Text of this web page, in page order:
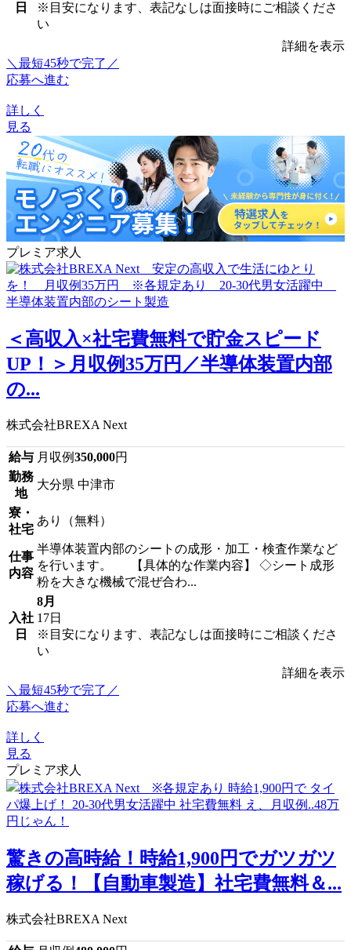
日
※目安になります、表記なしは面接時にご相談くださ
い
詳細を表示
＼最短45秒で完了／
応募へ進む
詳しく
見る
プレミア求人
＜高収入×社宅費無料で貯金スピード
UP！＞月収例35万円／半導体装置内部
の...
株式会社BREXA Next
給与 月収例350,000円
勤務
地
大分県 中津市
寮・
社宅
あり（無料）
仕事
内容
半導体装置内部のシートの成形・加工・検査作業など
を行います。 【具体的な作業内容】 ◇シート成形
粉を大きな機械で混ぜ合わ...
入社
日
8月
17日
※目安になります、表記なしは面接時にご相談くださ
い
詳細を表示
＼最短45秒で完了／
応募へ進む
詳しく
見る
プレミア求人
驚きの高時給！時給1,900円でガツガツ
稼げる！【自動車製造】社宅費無料＆...
株式会社BREXA Next